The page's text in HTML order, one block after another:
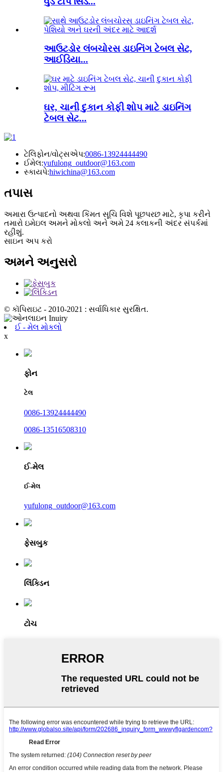
આઉટડોર લંબચોરસ ડાઇનિંગ ટેબલ સેટ,
આઈડિયા...
ઘર, ચાની દુકાન કોફી શોપ માટે ડાઇનિંગ
ટેબલ સેટ...
ટેલિફોન/વોટ્સએપ:0086-13924444490
ઈમેલ:yufulong_outdoor@163.com
સ્કાયપે:hiwichina@163.com
તપાસ
અમારા ઉત્પાદનો અથવા કિંમત સૂચિ વિશે પૂછપરછ માટે, કૃપા કરીને
તમારો ઇમેઇલ અમને મોકલો અને અમે 24 કલાકની અંદર સંપર્કમાં
રહીશું.
સાઇન અપ કરો
અમને અનુસરો
© કૉપિરાઇટ - 2010-2021 : સર્વાધિકાર સુરક્ષિત.
ઈ - મેલ મોકલો
x
ફોન
ટેલ
0086-13924444490
0086-13516508310
ઈ-મેલ
ઈ-મેલ
yufulong_outdoor@163.com
ફેસબુક
લિંક્ડિન
ટોચ